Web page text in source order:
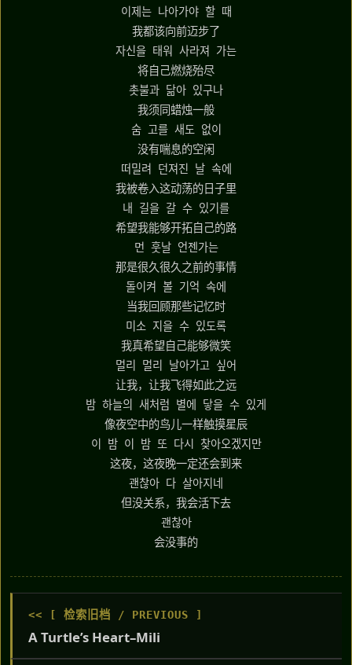
이제는 나아가야 할 때
我都该向前迈步了
자신을 태워 사라져 가는
将自己燃烧殆尽
촛불과 닮아 있구나
我须同蜡烛一般
숨 고를 새도 없이
没有喘息的空闲
떠밀려 던져진 날 속에
我被卷入这动荡的日子里
내 길을 갈 수 있기를
希望我能够开拓自己的路
먼 훗날 언젠가는
那是很久很久之前的事情
돌이켜 볼 기억 속에
当我回顾那些记忆时
미소 지을 수 있도록
我真希望自己能够微笑
멀리 멀리 날아가고 싶어
让我，让我飞得如此之远
밤 하늘의 새처럼 별에 닿을 수 있게
像夜空中的鸟儿一样触摸星辰
이 밤 이 밤 또 다시 찾아오겠지만
这夜，这夜晚一定还会到来
괜찮아 다 살아지네
但没关系，我会活下去
괜찮아
会没事的
<< [ 检索旧档 / PREVIOUS ]
A Turtle’s Heart–Mili